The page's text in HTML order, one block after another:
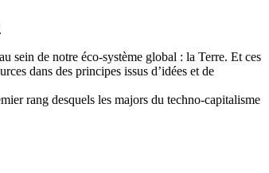
sein de notre éco-système global : la Terre. Et ces
dans des principes issus d’idées et de
rang desquels les majors du techno-capitalisme